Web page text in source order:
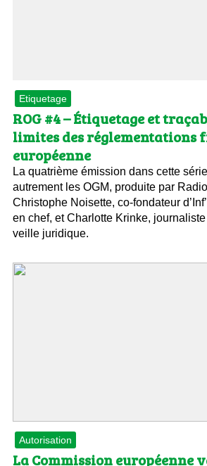
Etiquetage
ROG #4 – Étiquetage et
limites des réglementations
européenne
La quatrième émission dans cette
autrement les OGM, produite par
Christophe Noisette, co-fondateur
en chef, et Charlotte Krinke,
veille juridique.
Autorisation
La Commission européenne